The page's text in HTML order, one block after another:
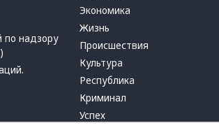
по надзору
Экономика
Жизнь
Происшествия
Культура
Республика
Криминал
Успех